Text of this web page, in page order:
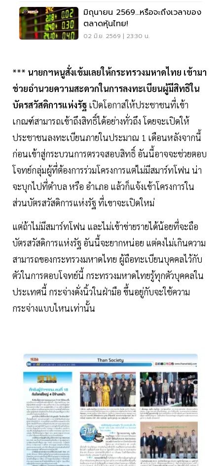
มิถุนายน 2569...หรือจะถึงเวลาของ
ตลาดหุ้นไทย!
02 มิ.ย. 2569 | 23:30 น.
*** นายกฯหนูสั่งเข้มเลยให้กระทรวงมหาดไทย เข้ามา
ช่วยอำนวยความสะดวกในการลงทะเบียนผู้มีสิทธิใน
บัตรสวัสดิการแห่งรัฐ เปิดโอกาสให้ประชาชนที่เข้า
เกณฑ์สามารถเข้าถึงสิทธิ์ได้อย่างทั่วถึง โดยจะเปิดให้
ประชาชนลงทะเบียนภายในประมาณ 1 เดือนหลังจากนี้
ก่อนเข้าสู่กระบวนการตรวจสอบสิทธิ์ อันนี้อาจจะช่วยตอบ
โจทย์กลุ่มผู้ที่ต้องการร่วมโครงการแต่ไม่มีสมาร์ทโฟน น่า
จะบุกไปที่ตำบล หรือ อำเภอ แล้วก็แจ้งเข้าโครงการใน
ส่วนบัตรสวัสดิการแห่งรัฐ ที่เขาจะเปิดใหม่
แต่ถ้าไม่มีสมาร์ทโฟน และไม่เข้าข่ายรายได้น้อยที่จะถือ
บัตรสวัสดิการแห่งรัฐ อันนี้จะยากหน่อย แต่คงไม่เกินความ
สามารถของกระทรวงมหาดไทย ผู้ถือทะเบียนบุคคลไว้กับ
ตัวในการตอบโจทย์นี้ กระทรวงมหาดไทยรู้ทุกตัวบุคคลใน
ประเทศนี้ กระจ่างดั่งนิ้วในฝ่ามือ ขึ้นอยู่กับจะใช้ความ
กระจ่างแบบไหนเท่านั้น